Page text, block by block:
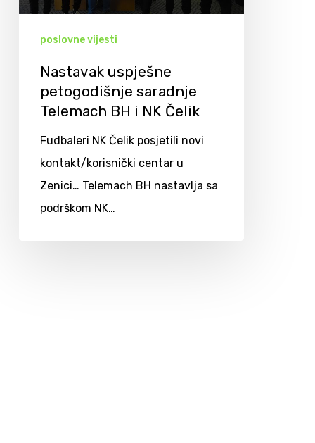
poslovne vijesti
Nastavak uspješne
petogodišnje saradnje
Telemach BH i NK Čelik
Fudbaleri NK Čelik posjetili novi
kontakt/korisnički centar u
Zenici… Telemach BH nastavlja sa
podrškom NK…